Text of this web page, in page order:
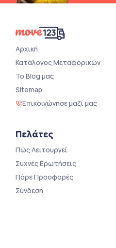
Αρχική
Κατάλογος Μεταφορικών
Το Blog μας
Sitemap
Επικοινώνησε μαζί μας
Πελάτες
Πώς Λειτουργεί
Συχνές Ερωτήσεις
Πάρε Προσφορές
Σύνδεση